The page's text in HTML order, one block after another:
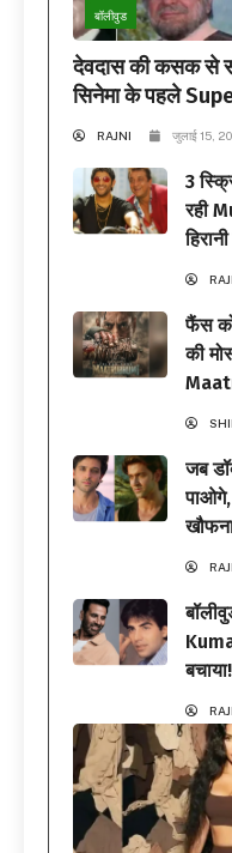
बॉलीवुड
देवदास की कसक से
सिनेमा के पहले
RAJNI जुलाई 15,
3
रही
फैंस
की
जब
बचाया!